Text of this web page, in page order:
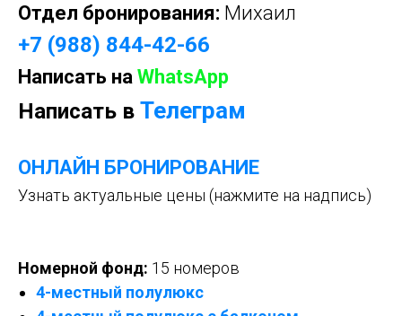
Отдел бронирования: Михаил
+7 (988) 844-42-66
Написать на WhatsApp
Написать в Телеграм
ОНЛАЙН БРОНИРОВАНИЕ
Узнать актуальные цены (нажмите на надпись)
Номерной фонд: 15 номеров
4-местный полулюкс